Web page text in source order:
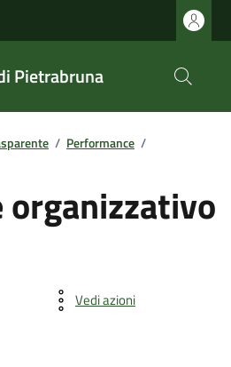
Pietrabruna
/ Performance /
organizzativo
Vedi azioni